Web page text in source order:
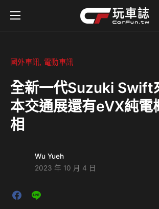
國外車訊 電動車訊
全新一代Suzuki
本交通展還有eVX純電
相
Wu Yueh
2023 年 10 月 4 日